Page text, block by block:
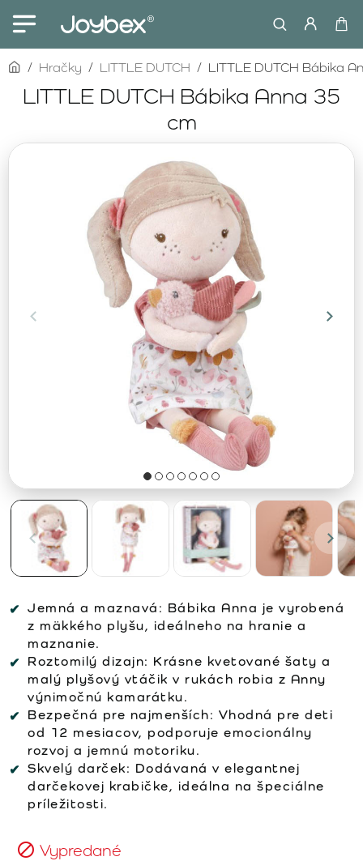
LITTLE DUTCH Bábika Anna 35
cm
homeHračky LITTLE DUTCH LITTLE DUTCH Bábika
Jemná a maznavá: Bábika Anna je vyrobená
z mäkkého plyšu, ideálneho na hranie a
maznanie.
Roztomilý dizajn: Krásne kvetované šaty a
malý plyšový vtáčik v rukách robia z Anny
výnimočnú kamarátku.
Bezpečná pre najmenších: Vhodná pre deti
od 12 mesiacov, podporuje emocionálny
rozvoj a jemnú motoriku.
Skvelý darček: Dodávaná v elegantnej
darčekovej krabičke, ideálna na špeciálne
príležitosti.
Vypredané